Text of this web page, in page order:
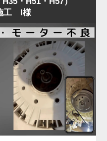
を開ける必要がありま
のお客様が後を絶ちま
入から数年が経過し、
きっているタイミング
問の機会を活かして、
グを行うことを推奨し
工 I様